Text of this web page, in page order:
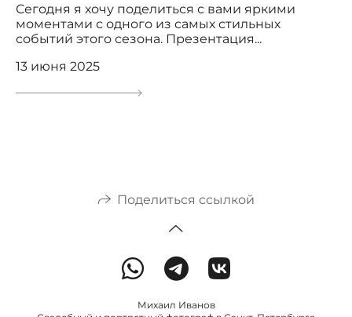
Сегодня я хочу поделиться с вами яркими
моментами с одного из самых стильных
событий этого сезона. Презентация...
13 июня 2025
Поделиться ссылкой
Михаил Иванов